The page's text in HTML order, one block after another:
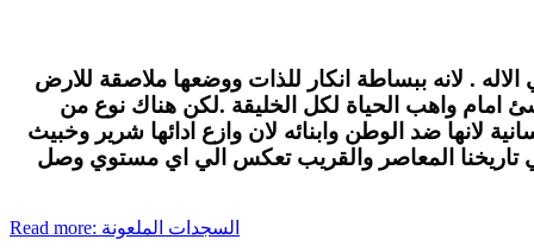
. لانه ببساطة انكار للذات ووضعها ملاصقة للارض
امام واهب الحياة لكل الخليقة .لكن هناك نوع من
لانها ضد الوطن وابنائه لان وازع ادائها شرير وخبيث
تاريخنا المعاصر والقريب تعكس الي اي مستوي وصل
Read more: السجدات الملعونة